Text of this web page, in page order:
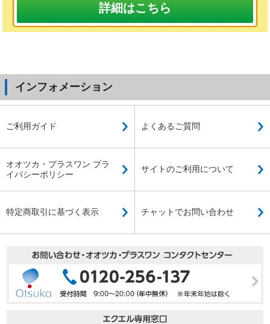
詳細はこちら
インフォメーション
ご利用ガイド よくあるご質問
オオツカ・プラスワン プラ
イバシーポリシー
サイトのご利用について
特定商取引に基づく表示 チャットでお問い合わせ